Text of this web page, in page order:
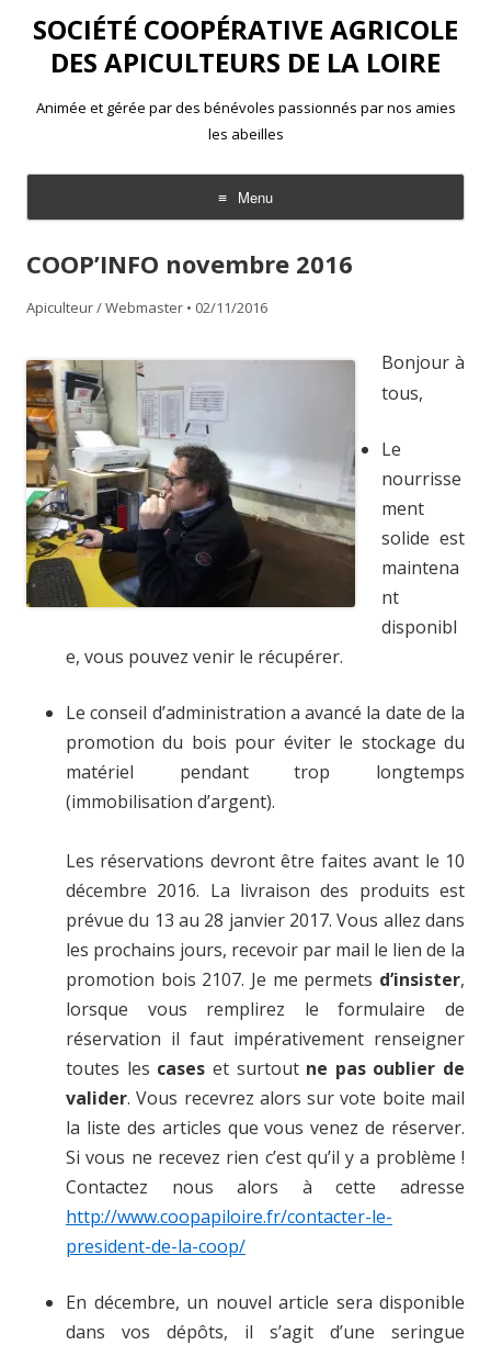
SOCIÉTÉ COOPÉRATIVE AGRICOLE
DES APICULTEURS DE LA LOIRE
Animée et gérée par des bénévoles passionnés par nos amies
les abeilles
Menu
Aller
contenu
COOP’INFO novembre 2016
Apiculteur / Webmaster • 02/11/2016
Bonjour à
tous,
Le
nourrisse
ment
solide est
maintena
nt
disponibl
e, vous pouvez venir le récupérer.
Le conseil d’administration a avancé la date de la
promotion du bois pour éviter le stockage du
matériel pendant trop longtemps
(immobilisation d’argent).
Les réservations devront être faites avant le 10
décembre 2016. La livraison des produits est
prévue du 13 au 28 janvier 2017. Vous allez dans
les prochains jours, recevoir par mail le lien de la
promotion bois 2107. Je me permets d’insister,
lorsque vous remplirez le formulaire de
réservation il faut impérativement renseigner
toutes les cases et surtout ne pas oublier de
valider. Vous recevrez alors sur vote boite mail
la liste des articles que vous venez de réserver.
Si vous ne recevez rien c’est qu’il y a problème !
Contactez nous alors à cette adresse
http://www.coopapiloire.fr/contacter-le-
president-de-la-coop/
En décembre, un nouvel article sera disponible
dans vos dépôts, il s’agit d’une seringue